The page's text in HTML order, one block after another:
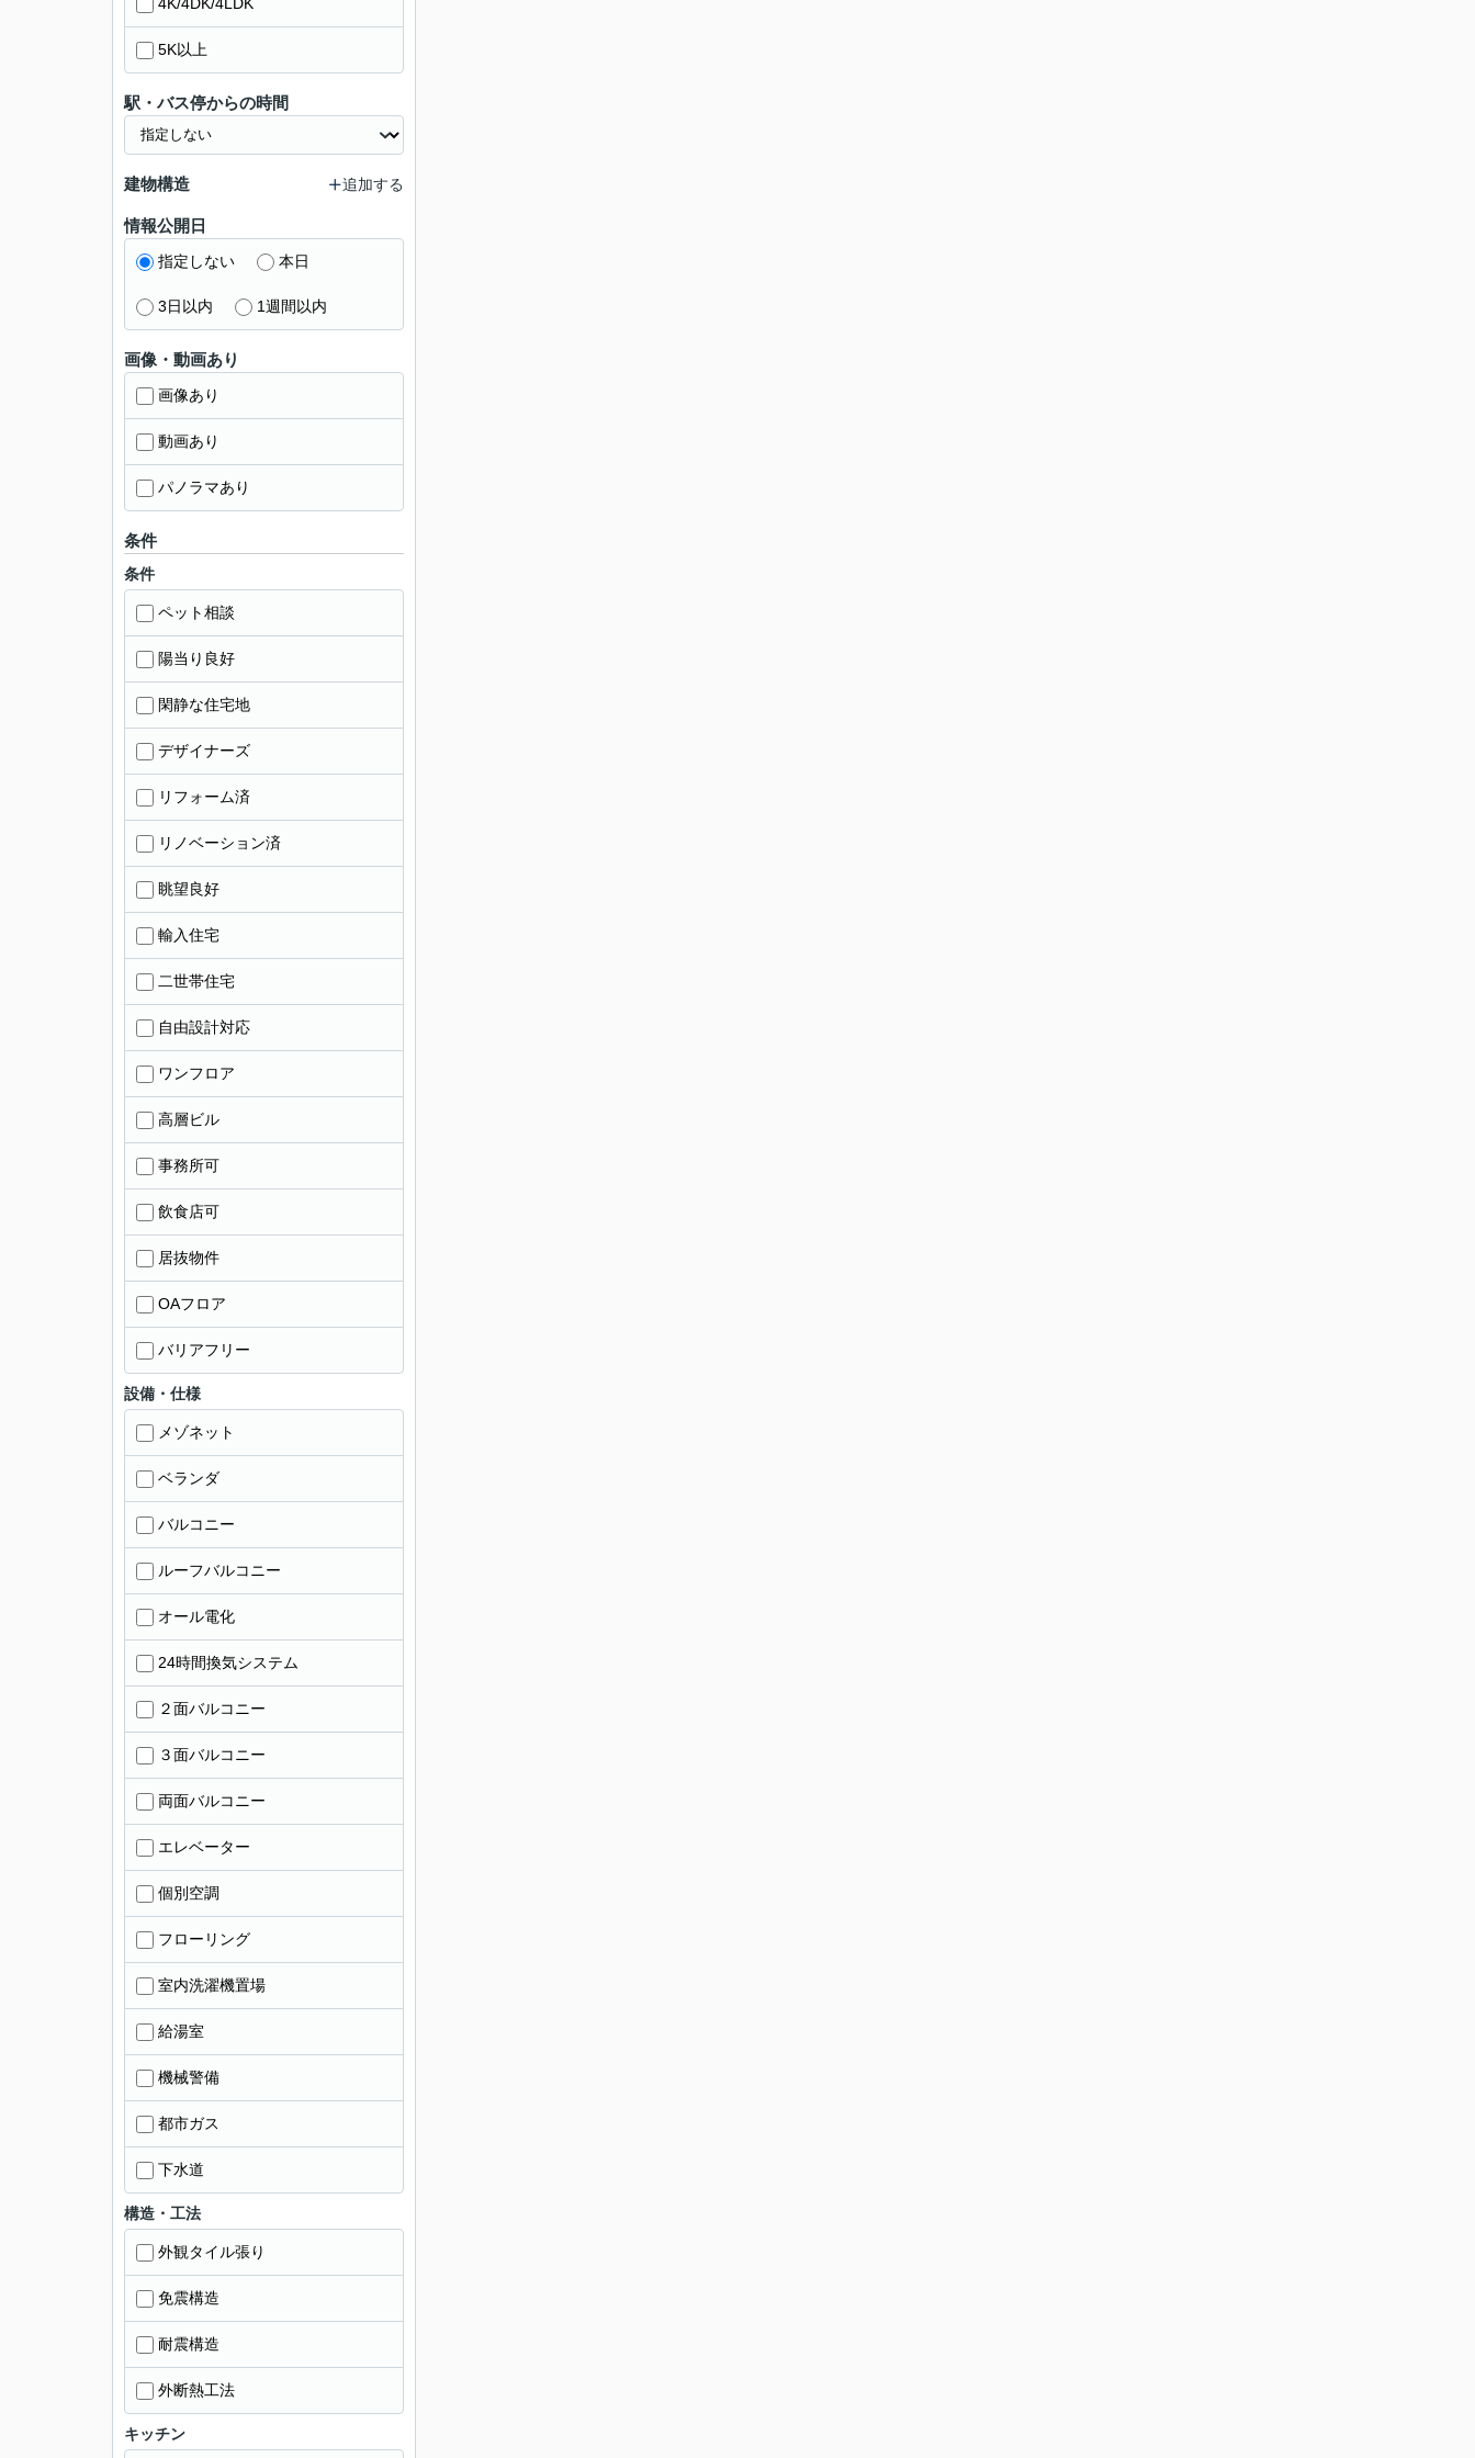
5K以上
駅・バス停からの時間
建物構造 追加する
情報公開日
指定しない 本日
3日以内 1週間以内
画像・動画あり
画像あり
動画あり
パノラマあり
条件
条件
ペット相談
陽当り良好
閑静な住宅地
デザイナーズ
リフォーム済
リノベーション済
眺望良好
輸入住宅
二世帯住宅
自由設計対応
ワンフロア
高層ビル
事務所可
飲食店可
居抜物件
OAフロア
バリアフリー
設備・仕様
メゾネット
ベランダ
バルコニー
ルーフバルコニー
オール電化
24時間換気システム
２面バルコニー
３面バルコニー
両面バルコニー
エレベーター
個別空調
フローリング
室内洗濯機置場
給湯室
機械警備
都市ガス
下水道
構造・工法
外観タイル張り
免震構造
耐震構造
外断熱工法
キッチン